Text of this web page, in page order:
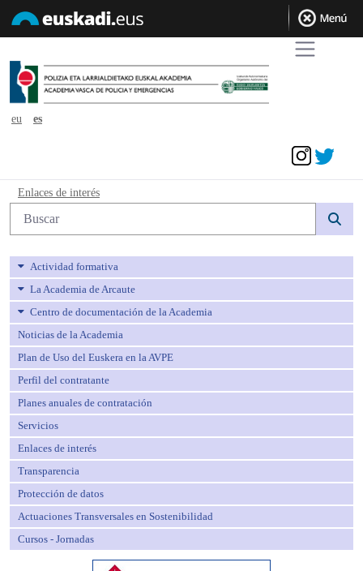
eu
es
Enlaces de interés - avpe
Enlaces de interés
Búsqueda web
Actividad formativa
La Academia de Arcaute
Centro de documentación de la Academia
Noticias de la Academia
Plan de Uso del Euskera en la AVPE
Perfil del contratante
Planes anuales de contratación
Servicios
Enlaces de interés
Transparencia
Protección de datos
Actuaciones Transversales en Sostenibilidad
Cursos - Jornadas